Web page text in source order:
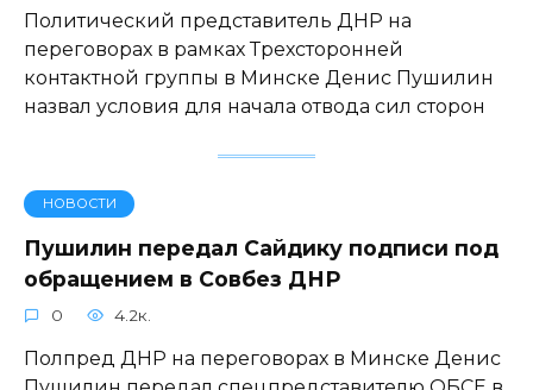
Политический представитель ДНР на
переговорах в рамках Трехсторонней
контактной группы в Минске Денис Пушилин
назвал условия для начала отвода сил сторон
НОВОСТИ
Пушилин передал Сайдику подписи под
обращением в Совбез ДНР
0 4.2к.
Полпред ДНР на переговорах в Минске Денис